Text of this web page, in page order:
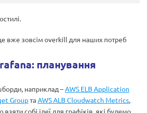
вже зовсім overkill для наших потреб
планування
наприклад –AWS ELB Application
GroupтаAWS ALB Cloudwatch Metrics,
собі ідеї для графіків, які будемо